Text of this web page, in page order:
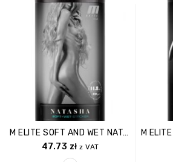
M ELITE SOFT AND WET NATASHA BEIGE
47.73 zł z VAT